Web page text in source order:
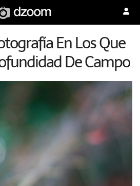
En Los Que
De Campo